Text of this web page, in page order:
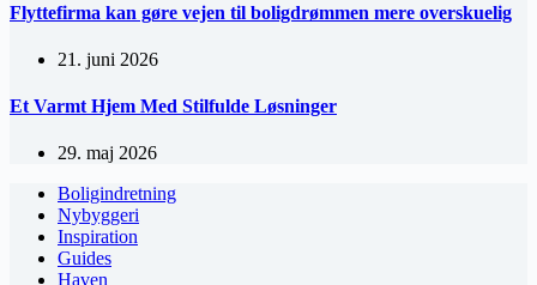
Flyttefirma kan gøre vejen til boligdrømmen mere overskuelig
21. juni 2026
Et Varmt Hjem Med Stilfulde Løsninger
29. maj 2026
Boligindretning
Nybyggeri
Inspiration
Guides
Haven